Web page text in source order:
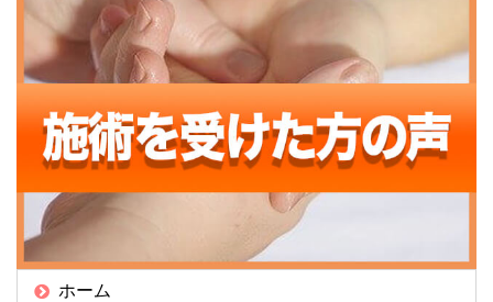
ホーム